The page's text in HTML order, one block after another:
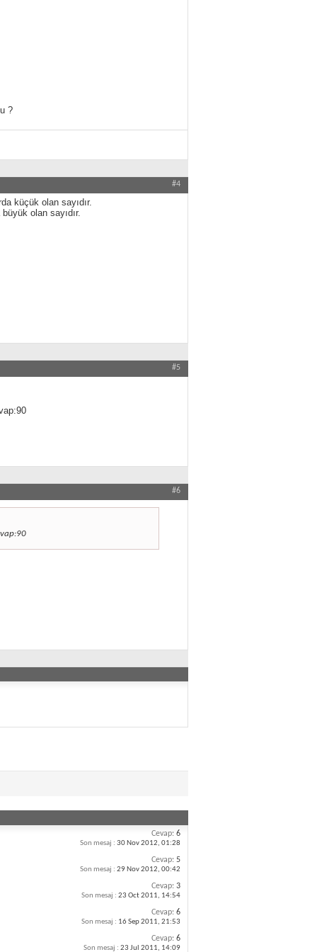
?
#4
küçük olan sayıdır.
olan sayıdır.
#5
#6
Cevap: 6
Son mesaj : 30 Nov 2012, 01:28
Cevap: 5
Son mesaj : 29 Nov 2012, 00:42
Cevap: 3
Son mesaj : 23 Oct 2011, 14:54
Cevap: 6
Son mesaj : 16 Sep 2011, 21:53
Cevap: 6
Son mesaj : 23 Jul 2011, 14:09